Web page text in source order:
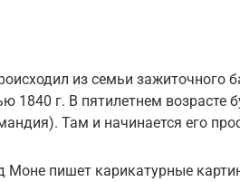
из семьи зажиточного
1840 г. В пятилетнем возрасте
Там и начинается его
Моне пишет карикатурные